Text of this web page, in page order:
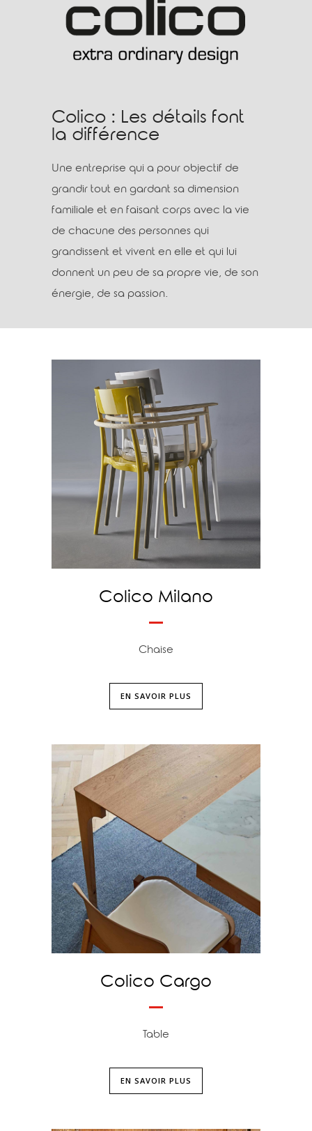
Colico : Les détails font
la différence
Une entreprise qui a pour objectif de
grandir tout en gardant sa dimension
familiale et en faisant corps avec la vie
de chacune des personnes qui
grandissent et vivent en elle et qui lui
donnent un peu de sa propre vie, de son
énergie, de sa passion.
Colico Milano
Chaise
EN SAVOIR PLUS
Colico Cargo
Table
EN SAVOIR PLUS